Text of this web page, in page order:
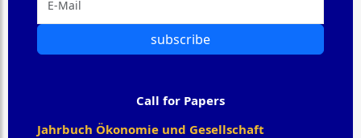
subscribe
Call for Papers
Jahrbuch Ökonomie und Gesellschaft